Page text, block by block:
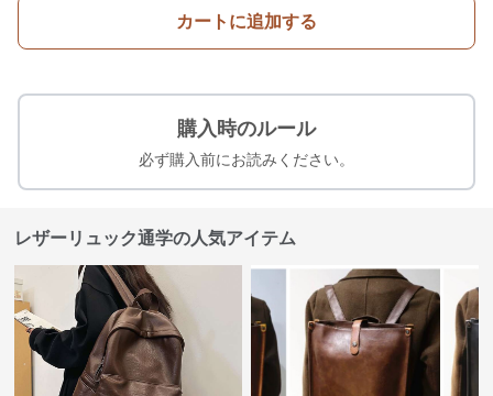
カートに追加する
購入時のルール
必ず購入前にお読みください。
レザーリュック通学の人気アイテム